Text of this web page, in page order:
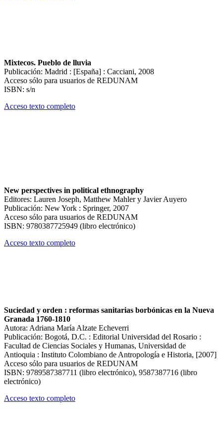
Mixtecos. Pueblo de lluvia
Publicación: Madrid : [España] : Cacciani, 2008
Acceso sólo para usuarios de REDUNAM
ISBN: s/n
Acceso texto completo
New perspectives in political ethnography
Editores: Lauren Joseph, Matthew Mahler y Javier Auyero
Publicación: New York : Springer, 2007
Acceso sólo para usuarios de REDUNAM
ISBN: 9780387725949 (libro electrónico)
Acceso texto completo
Suciedad y orden : reformas sanitarias borbónicas en la Nueva
Granada 1760-1810
Autora: Adriana María Alzate Echeverri
Publicación: Bogotá, D.C. : Editorial Universidad del Rosario :
Facultad de Ciencias Sociales y Humanas, Universidad de
Antioquia : Instituto Colombiano de Antropología e Historia, [2007]
Acceso sólo para usuarios de REDUNAM
ISBN: 9789587387711 (libro electrónico), 9587387716 (libro
electrónico)
Acceso texto completo